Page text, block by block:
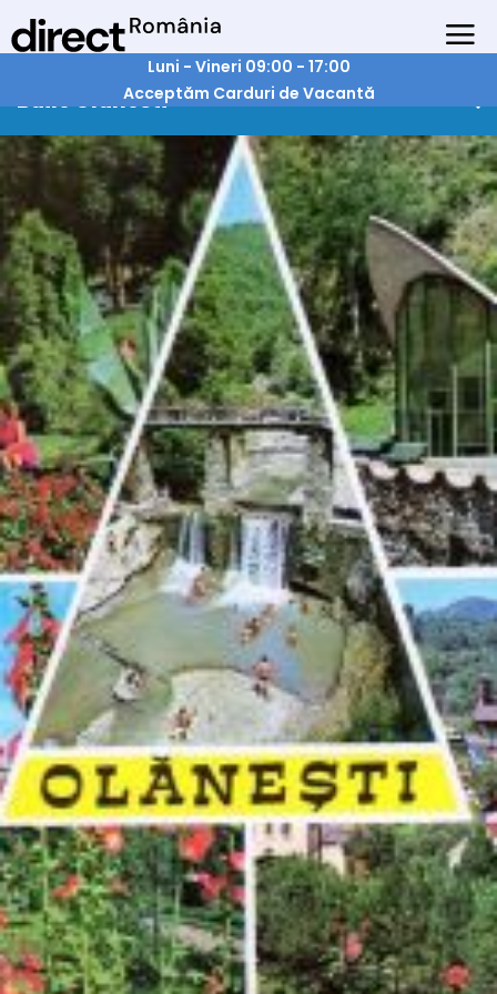
Luni - Vineri 09:00 - 17:00
Acceptăm Carduri de Vacantă
Baile Olanesti